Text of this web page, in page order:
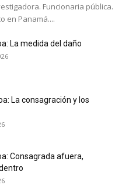
clipping and
vaping and
Funcionaria pública.
en Panamá....
La medida del daño
La consagración y los
Consagrada afuera,